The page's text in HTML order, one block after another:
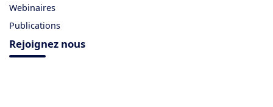
Webinaires
Publications
Rejoignez nous